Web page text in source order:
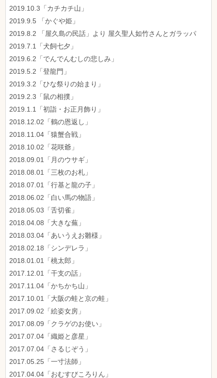
2019.10.3「カチカチ山」
2019.9.5 「かぐや姫」
2019.8.2 「屋久島の民話」より 屋久聖人如竹さんとガラッパ
2019.7.1「犬飼七夕」
2019.6.2「でんでんむしの悲しみ」
2019.5.2「登龍門」
2019.3.2「ひな祭りの始まり」
2019.2.3「鼠の相撲」
2019.1.1「初詣・お正月飾り」
2018.12.02「鶴の恩返し」
2018.11.04「猿蟹合戦」
2018.10.02「花咲爺」
2018.09.01「月のウサギ」
2018.08.01「三枚のお札」
2018.07.01「行基と龍の子」
2018.06.02「白い馬の物語」
2018.05.03「舌切雀」
2018.04.08「大きな蕪」
2018.03.04「あいうえお雛様」
2018.02.18「シンデレラ」
2018.01.01「桃太郎」
2017.12.01「干支の話」
2017.11.04「かちかち山」
2017.10.01「大阪の蛙と京の蛙」
2017.09.02「絵姿女房」
2017.08.09「クラゲのお使い」
2017.07.04「織姫と彦星」
2017.07.04「さるじぞう」
2017.05.25「一寸法師」
2017.04.04「おむすびころりん」